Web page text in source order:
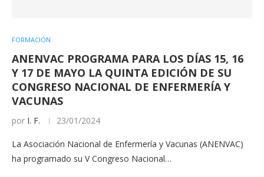
FORMACIÓN
ANENVAC PROGRAMA PARA LOS DÍAS 15, 16
Y 17 DE MAYO LA QUINTA EDICIÓN DE SU
CONGRESO NACIONAL DE ENFERMERÍA Y
VACUNAS
por I. F. 23/01/2024
La Asociación Nacional de Enfermería y Vacunas (ANENVAC)
ha programado su V Congreso Nacional…